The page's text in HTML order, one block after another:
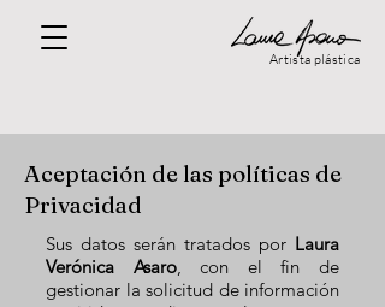
Artista plástica
Aceptación de las políticas de
Privacidad
Sus datos serán tratados por Laura
Verónica Asaro, con el fin de
gestionar la solicitud de información